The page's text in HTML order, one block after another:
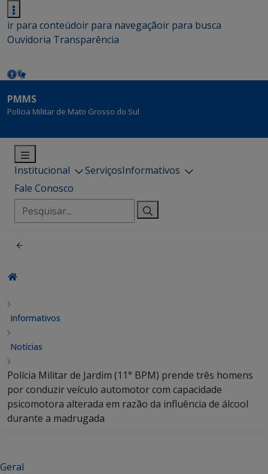
ir para conteúdoir para navegaçãoir para busca
Ouvidoria Transparência
PMMS
Polícia Militar de Mato Grosso do Sul
Institucional ServiçosInformativos
Fale Conosco
Pesquisar
por:
Informativos
Notícias
Polícia Militar de Jardim (11° BPM) prende três homens
por conduzir veículo automotor com capacidade
psicomotora alterada em razão da influência de álcool
durante a madrugada
Geral